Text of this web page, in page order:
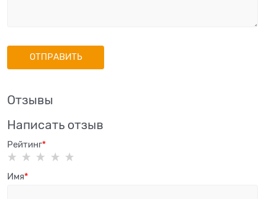
Отзывы
Написать отзыв
Рейтинг
Имя